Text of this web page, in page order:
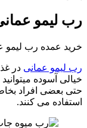
رب لیمو
خرید عمده رب لیمو
رب لیمو عمانی در
خیالی آسوده
حتی بعضی افراد
استفاده می کنند.